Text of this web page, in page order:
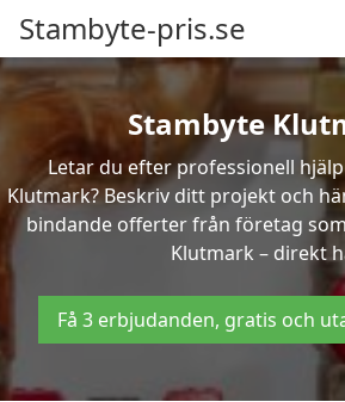
Stambyte-pris.se
Stambyte
Letar du efter professionell
Klutmark? Beskriv ditt projekt och
bindande offerter från företag
Klutmark – direkt
Få 3 erbjudanden, gratis och